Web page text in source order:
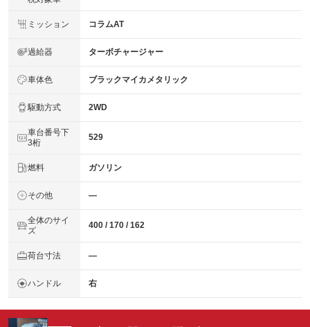
ミッション コラムAT
過給器 ターボチャージャー
車体色 ブラックマイカメタリック
駆動方式 2WD
車台番号下
3桁
529
燃料 ガソリン
その他 ―
全体のサイ
ズ
400 / 170 / 162
荷台寸法 ―
ハンドル 右